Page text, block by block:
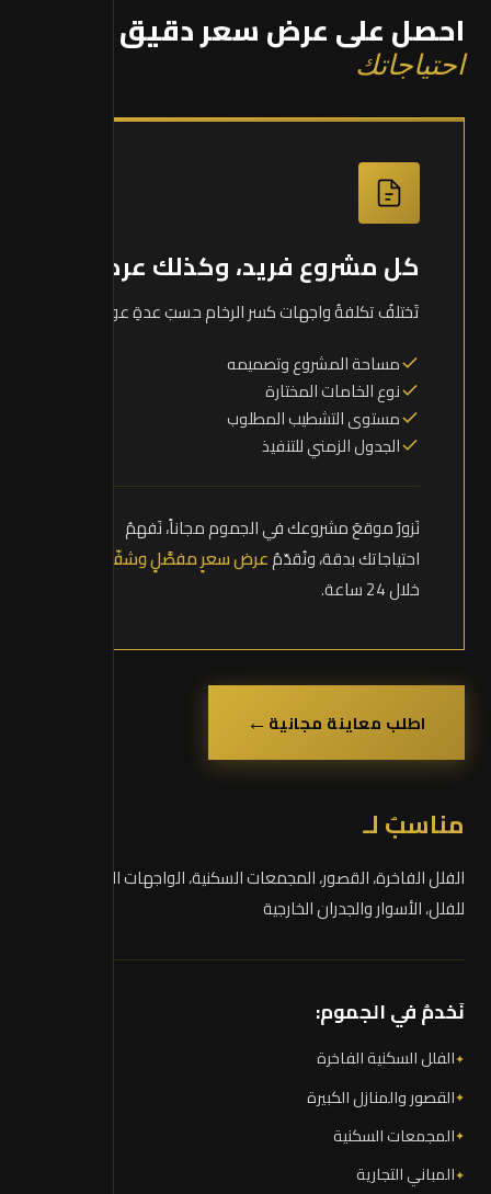
احصل على عرض سعر دقيق
احتياجاتك
كل مشروع فريد، وكذلك عرضه
تَختلفُ تكلفةُ واجهات كسر الرخام حسبَ عدةِ عوامل:
مساحة المشروع وتصميمه
نوع الخامات المختارة
مستوى التشطيب المطلوب
الجدول الزمني للتنفيذ
نَزورُ موقعَ مشروعك في الجموم مجاناً، نَفهمُ
احتياجاتك بدقة، ونُقدّمُعرض سعرٍ مفصَّلٍ وشفّاف
خلال 24 ساعة.
اطلب معاينة مجانية←
مناسبٌ لـ
الفلل الفاخرة، القصور، المجمعات السكنية، الواجهات الأمامية
للفلل، الأسوار والجدران الخارجية
نَخدمُ في الجموم:
الفلل السكنية الفاخرة
القصور والمنازل الكبيرة
المجمعات السكنية
المباني التجارية